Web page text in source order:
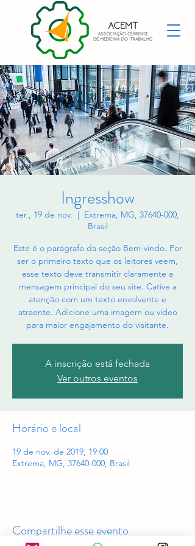
Ingresshow
ter., 19 de nov.
  |
Extrema, MG, 37640-000,
Brasil
Este é o parágrafo da seção Bem-vindo. Por
ser o primeiro texto que os leitores veem,
esse texto deve transmitir claramente a
mensagem principal do seu site. Cative a
atenção com um texto envolvente e
atraente. Adicione uma imagem ou vídeo
para maior engajamento do visitante.
A inscrição está fechada
Ver outros eventos
Horário e local
19 de nov. de 2019, 19:00
Extrema, MG, 37640-000, Brasil
Compartilhe esse evento